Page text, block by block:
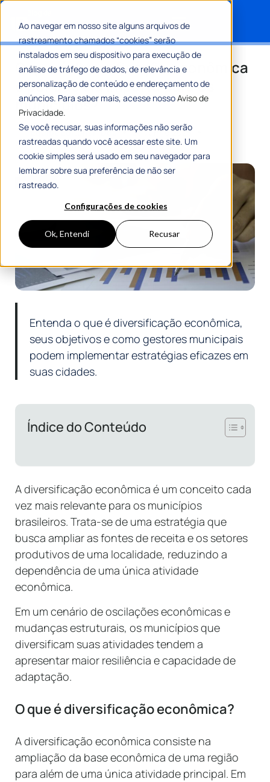
Ao navegar em nosso site alguns arquivos de
rastreamento chamados “cookies” serão
instalados em seu dispositivo para execução de
análise de tráfego de dados, de relevância e
personalização de conteúdo e endereçamento de
anúncios. Para saber mais, acesse nossoAviso de
Privacidade.
Se você recusar, suas informações não serão
rastreadas quando você acessar este site. Um
cookie simples será usado em seu navegador para
lembrar sobre sua preferência de não ser
rastreado.
Configurações de cookies
Ok, Entendi Recusar
O que é diversificação econômica
e por que ela importa para os
municípios?
Por Equipe Editorial 1Doc
26 Junho 2025
8 Min De Leitura
Entenda o que é diversificação econômica,
seus objetivos e como gestores municipais
podem implementar estratégias eficazes em
suas cidades.
Índice do Conteúdo
A diversificação econômica é um conceito cada
vez mais relevante para os municípios
brasileiros. Trata-se de uma estratégia que
busca ampliar as fontes de receita e os setores
produtivos de uma localidade, reduzindo a
dependência de uma única atividade
econômica.
Em um cenário de oscilações econômicas e
mudanças estruturais, os municípios que
diversificam suas atividades tendem a
apresentar maior resiliência e capacidade de
adaptação.
O que é diversificação econômica?
A diversificação econômica consiste na
ampliação da base econômica de uma região
para além de uma única atividade principal. Em